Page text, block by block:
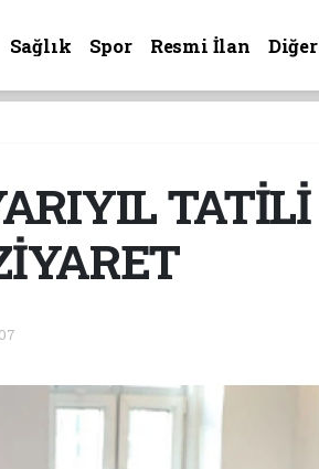
Sağlık Spor Resmi İlan Diğer
TATİLİ